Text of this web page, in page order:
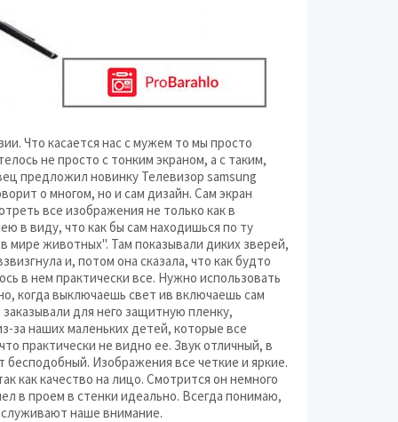
Что касается нас с мужем то мы просто
не просто с тонким экраном, а с таким,
предложил новинку Телевизор samsung
о многом, но и сам дизайн. Сам экран
все изображения не только как в
в виду, что как бы сам находишься по ту
мире животных". Там показывали диких зверей,
и, потом она сказала, что как будто
в нем практически все. Нужно использовать
когда выключаешь свет ив включаешь сам
для него защитную пленку,
за наших маленьких детей, которые все
практически не видно ее. Звук отличный, в
Изображения все четкие и яркие.
как качество на лицо. Смотрится он немного
в проем в стенки идеально. Всегда понимаю,
наше внимание.